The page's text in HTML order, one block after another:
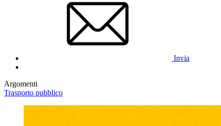
Invia
Argomenti
Trasporto pubblico